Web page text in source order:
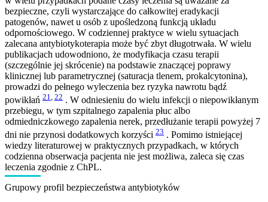
bezpieczne, czyli wystarczające do całkowitej eradykacji
patogenów, nawet u osób z upośledzoną funkcją układu
odpornościowego. W codziennej praktyce w wielu sytuacjach
zalecana antybiotykoterapia może być zbyt długotrwała. W wielu
publikacjach udowodniono, że modyfikacja czasu terapii
(szczególnie jej skrócenie) na podstawie znaczącej poprawy
klinicznej lub parametrycznej (saturacja tlenem, prokalcytonina),
prowadzi do pełnego wyleczenia bez ryzyka nawrotu bądź
powikłań 21 22 . W odniesieniu do wielu infekcji o niepowikłanym
przebiegu, w tym szpitalnego zapalenia płuc albo
odmiedniczkowego zapalenia nerek, przedłużanie terapii powyżej 7
dni nie przynosi dodatkowych korzyści 23 . Pomimo istniejącej
wiedzy literaturowej w praktycznych przypadkach, w których
codzienna obserwacja pacjenta nie jest możliwa, zaleca się czas
leczenia zgodnie z ChPL.
Grupowy profil bezpieczeństwa antybiotyków